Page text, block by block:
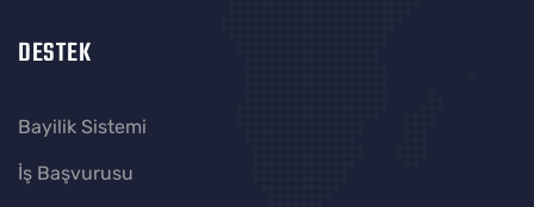
DESTEK
Bayilik Sistemi
İş Başvurusu